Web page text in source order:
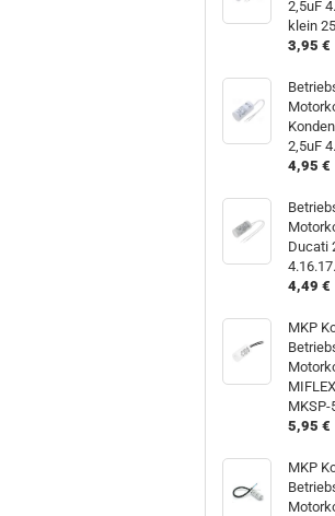
2,5uF
klein
3,95 €
2,5uF
4,95 €
Ducati
4,49 €
MKP
MKSP-
5,95 €
MKP